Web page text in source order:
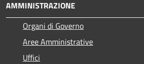
AMMINISTRAZIONE
Organi di Governo
Aree Amministrative
Uffici